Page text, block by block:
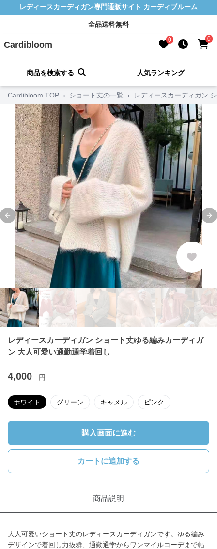
レディースカーディガン専門通販サイト カーディブルーム
全品送料無料
Cardibloom 0 0
商品を検索する 人気ランキング
Cardibloom TOP › ショート丈の一覧 › レディースカーディガン
Previous slide
レディースカーディガン ショート丈ゆる編みカーディガ
ン 大人可愛い通勤通学着回し
4,000 円
ホワイト グリーン キャメル ピンク
購入画面に進む
カートに追加する
商品説明
大人可愛いショート丈のレディースカーディガンです。ゆる編み
デザインで着回し力抜群、通勤通学からワンマイルコーデまで幅